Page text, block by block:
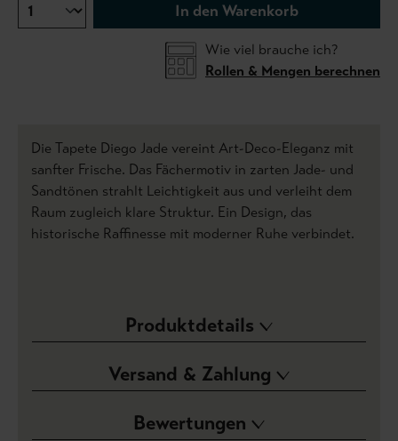
In den Warenkorb
Wie viel brauche ich?
Rollen & Mengen berechnen
Die Tapete Diego Jade vereint Art-Deco-Eleganz mit
sanfter Frische. Das Fächermotiv in zarten Jade- und
Sandtönen strahlt Leichtigkeit aus und verleiht dem
Raum zugleich klare Struktur. Ein Design, das
historische Raffinesse mit moderner Ruhe verbindet.
Produktdetails
Versand & Zahlung
Bewertungen